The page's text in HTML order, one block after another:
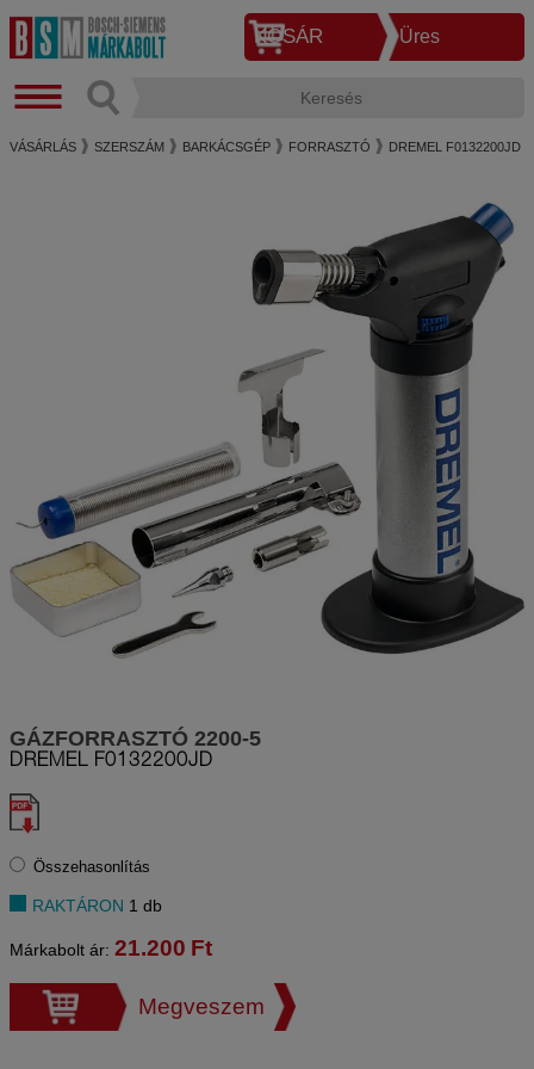
KOSÁR Üres
VÁSÁRLÁS SZERSZÁM BARKÁCSGÉP FORRASZTÓ DREMEL F0132200JD
GÁZFORRASZTÓ 2200-5
DREMEL F0132200JD
Összehasonlítás
RAKTÁRON 1 db
Márkabolt ár: 21.200 Ft
Megveszem